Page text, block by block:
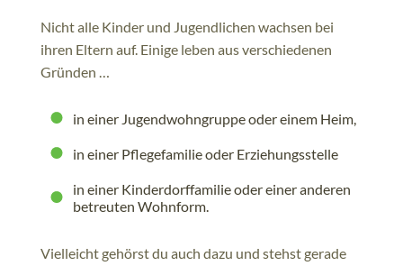
Nicht alle Kinder und Jugendlichen wachsen bei
ihren Eltern auf. Einige leben aus verschiedenen
Gründen …
in einer Jugendwohngruppe oder einem Heim,
in einer Pflegefamilie oder Erziehungsstelle
in einer Kinderdorffamilie oder einer anderen
betreuten Wohnform.
Vielleicht gehörst du auch dazu und stehst gerade